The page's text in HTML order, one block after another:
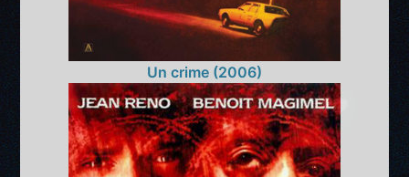
Un crime (2006)